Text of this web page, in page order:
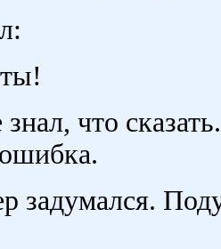
что
задумался.